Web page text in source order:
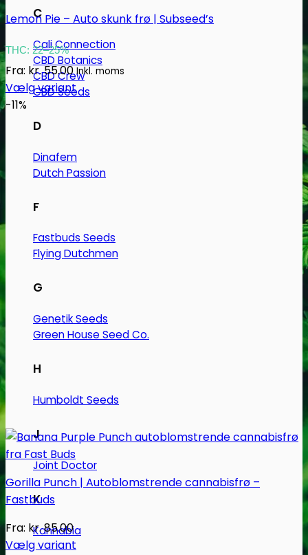
C
Cali Connection
CBD Botanics
CBD Crew
CBD Seeds
D
Dinafem
Dutch Passion
F
Fastbuds Seeds
Flying Dutchmen
G
Genetik Seeds
Green House Seed Co.
H
Humboldt Seeds
J
Joint Doctor
K
Kannabia
Lemon Pie – Auto skunk frø | Subseed’s
THC: 22–25%
Fra: kr.55.00 Inkl. moms
Vælg variant
Dette
varianter.
vælges
varesiden
-11%
Gorilla Punch | Autoblomstrende cannabisfrø –
Fastbuds
Fra: kr.85.00
Vælg variant